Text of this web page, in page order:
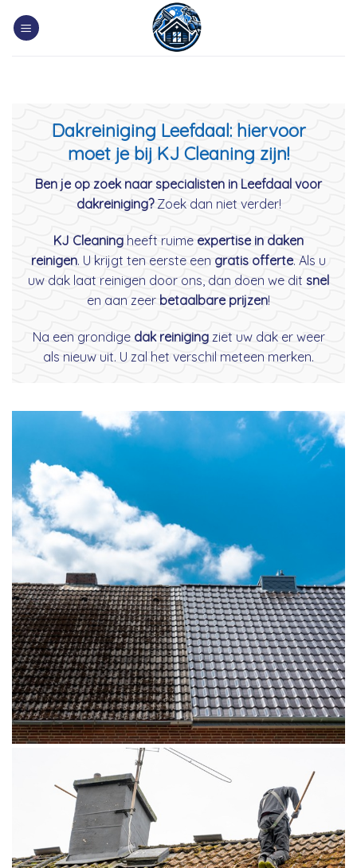
Dakreiniging Leefdaal: hiervoor
moet je bij KJ Cleaning zijn!
Ben je op zoek naar specialisten in Leefdaal voor
dakreiniging?Zoek dan niet verder!
KJ Cleaning heeft ruime expertise in daken
reinigen. U krijgt ten eerste een gratis offerte. Als u
uw dak laat reinigen door ons, dan doen we dit snel
en aan zeer betaalbare prijzen!
Na een grondige dak reinigingziet uw dak er weer
als nieuw uit. U zal het verschil meteen merken.